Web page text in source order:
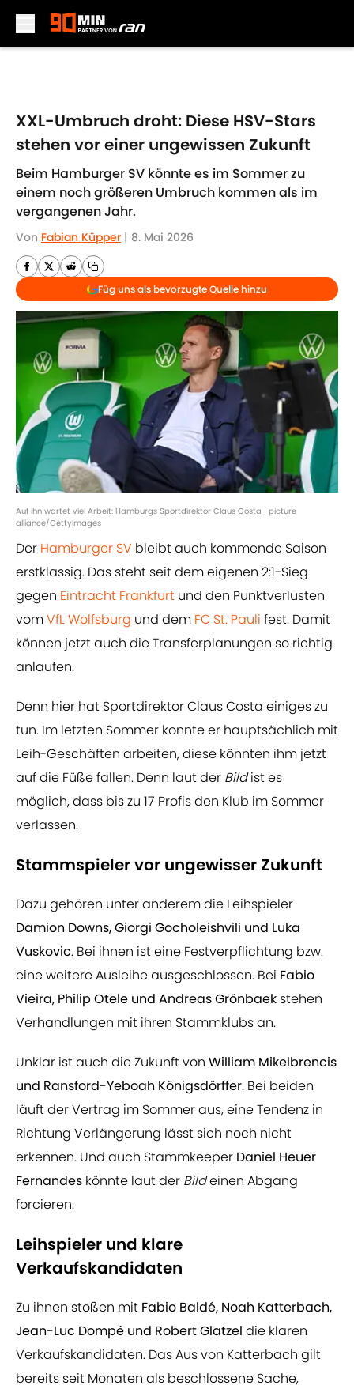
XXL-Umbruch droht: Diese HSV-Stars
stehen vor einer ungewissen Zukunft
Beim Hamburger SV könnte es im Sommer zu
einem noch größeren Umbruch kommen als im
vergangenen Jahr.
Von Fabian Küpper | 8. Mai 2026
Füg uns als bevorzugte Quelle hinzu
Auf ihn wartet viel Arbeit: Hamburgs Sportdirektor Claus Costa | picture
alliance/GettyImages
Der Hamburger SV bleibt auch kommende Saison
erstklassig. Das steht seit dem eigenen 2:1-Sieg
gegen Eintracht Frankfurt und den Punktverlusten
vomVfL Wolfsburg und dem FC St. Pauli fest. Damit
können jetzt auch die Transferplanungen so richtig
anlaufen.
Denn hier hat Sportdirektor Claus Costa einiges zu
tun. Im letzten Sommer konnte er hauptsächlich mit
Leih-Geschäften arbeiten, diese könnten ihm jetzt
auf die Füße fallen. Denn laut der Bildist es
möglich, dass bis zu 17 Profis den Klub im Sommer
verlassen.
Stammspieler vor ungewisser Zukunft
Dazu gehören unter anderem die Leihspieler
Damion Downs, Giorgi Gocholeishvili und Luka
Vuskovic. Bei ihnen ist eine Festverpflichtung bzw.
eine weitere Ausleihe ausgeschlossen. Bei Fabio
Vieira, Philip Otele und Andreas Grönbaek stehen
Verhandlungen mit ihren Stammklubs an.
Unklar ist auch die Zukunft von William Mikelbrencis
und Ransford-Yeboah Königsdörffer. Bei beiden
läuft der Vertrag im Sommer aus, eine Tendenz in
Richtung Verlängerung lässt sich noch nicht
erkennen. Und auch Stammkeeper Daniel Heuer
Fernandes könnte laut der Bildeinen Abgang
forcieren.
Leihspieler und klare
Verkaufskandidaten
Zu ihnen stoßen mit Fabio Baldé, Noah Katterbach,
Jean-Luc Dompé und Robert Glatzel die klaren
Verkaufskandidaten. Das Aus von Katterbach gilt
bereits seit Monaten als beschlossene Sache,